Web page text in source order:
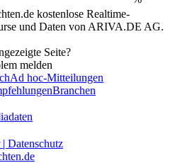
kostenlose Realtime-
und Daten von ARIVA.DE AG.
Seite?
melden
Ad hoc-Mitteilungen
Branchen
Datenschutz